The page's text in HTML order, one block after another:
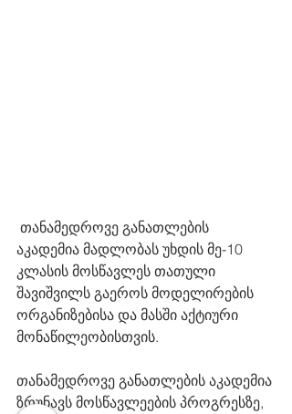
აკადემია მადლობას უხდის მე-10
კლასის მოსწავლეს თათული
შავიშვილს გაეროს მოდელირების
ორგანიზებისა და მასში აქტიური
მონაწილეობისთვის.
თანამედროვე განათლების აკადემია
ზრუნავს მოსწავლეების პროგრესზე,